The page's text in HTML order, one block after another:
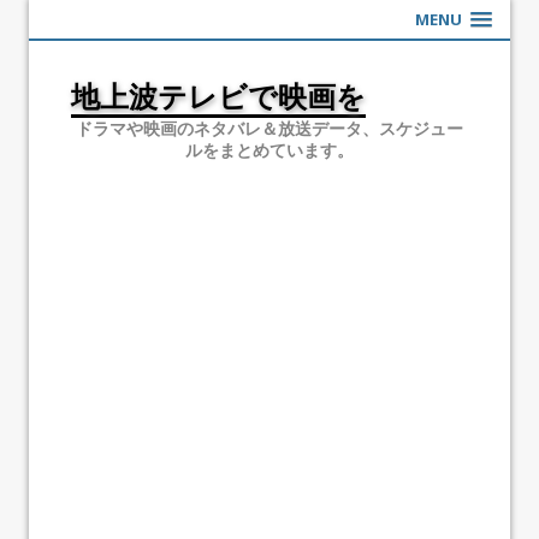
MENU
地上波テレビで映画を
ドラマや映画のネタバレ＆放送データ、スケジュー
ルをまとめています。